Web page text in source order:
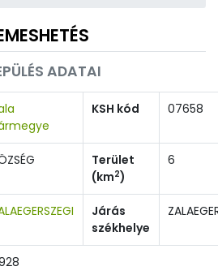
ADATAI
KSH kód 07658
Terület
(km2)
6
Járás
székhelye